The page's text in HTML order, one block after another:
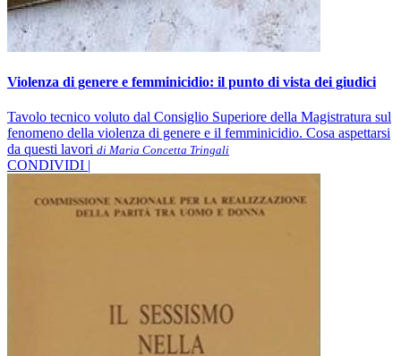
Violenza di genere e femminicidio: il punto di vista dei giudici
Tavolo tecnico voluto dal Consiglio Superiore della Magistratura sul
fenomeno della violenza di genere e il femminicidio. Cosa aspettarsi
da questi lavori di Maria Concetta Tringali
CONDIVIDI |